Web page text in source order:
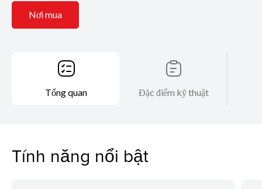
Nơi mua
Tổng quan Đặc điểm kỹ thuật
Tính năng nổi bật